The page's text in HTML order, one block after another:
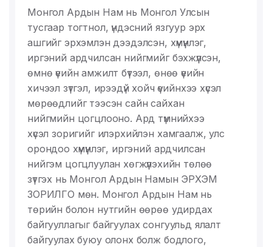
Монгол Ардын Нам нь Монгол Улсын
тусгаар тогтнол, үндэсний язгуур эрх
ашгийг эрхэмлэн дээдэлсэн, хүмүүнлэг,
иргэний ардчилсан нийгмийг бэхжүүлсэн,
өмнө үеийн амжилт бүтээл, өнөө үеийн
хичээл зүтгэл, ирээдүй хойч үеийнхээ хүсэл
мөрөөдлийг тээсэн сайн сайхан
нийгмийн цогцлооно. Ард түмнийхээ
хүсэл зоригийг илэрхийлэн хамгаалж, улс
орондоо хүмүүнлэг, иргэний ардчилсан
нийгэм цогцлуулан хөгжүүлэхийн төлөө
зүтгэх нь Монгол Ардын Намын ЭРХЭМ
ЗОРИЛГО мөн. Монгол Ардын Нам нь
төрийн болон нутгийн өөрөө удирдах
байгууллагыг байгуулах сонгуульд ялалт
байгуулах буюу олонх болж бодлого,